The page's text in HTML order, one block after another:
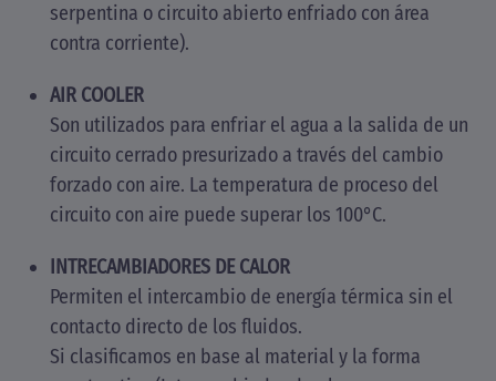
serpentina o circuito abierto enfriado con área
contra corriente).
AIR COOLER
Son utilizados para enfriar el agua a la salida de un
circuito cerrado presurizado a través del cambio
forzado con aire. La temperatura de proceso del
circuito con aire puede superar los 100°C.
INTRECAMBIADORES DE CALOR
Permiten el intercambio de energía térmica sin el
contacto directo de los fluidos.
Si clasificamos en base al material y la forma